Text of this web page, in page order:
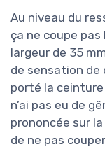
Au niveau du
ça ne coupe
largeur de 35
de sensation de
porté la
n’ai pas eu de
prononcée sur
de ne pas